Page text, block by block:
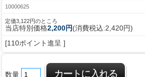
10000625
定価3,122円のところ
当店特別価格2,200円(消費税込:2,420円)
[110ポイント進呈 ]
数量